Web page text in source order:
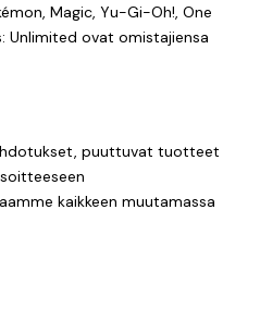
Magic, Yu-Gi-Oh!, One
Unlimited ovat omistajiensa
puuttuvat tuotteet
kaikkeen muutamassa